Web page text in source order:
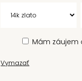
Mám záujem
Vymazať